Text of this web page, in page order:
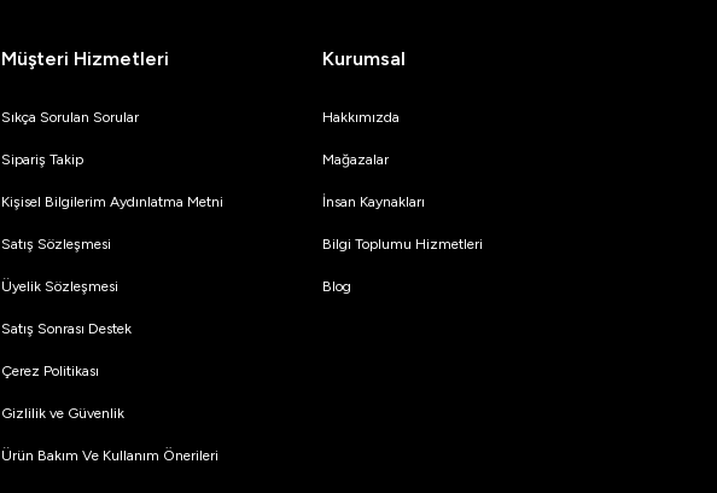
Müşteri Hizmetleri
Sıkça Sorulan Sorular
Sipariş Takip
Kişisel Bilgilerim Aydınlatma Metni
Satış Sözleşmesi
Üyelik Sözleşmesi
Satış Sonrası Destek
Çerez Politikası
Gizlilik ve Güvenlik
Ürün Bakım Ve Kullanım Önerileri
Kurumsal
Hakkımızda
Mağazalar
İnsan Kaynakları
Bilgi Toplumu Hizmetleri
Blog